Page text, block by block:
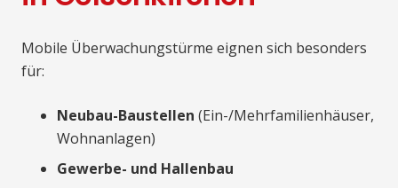
Mobile Überwachungstürme eignen sich besonders
für:
Neubau-Baustellen (Ein-/Mehrfamilienhäuser,
Wohnanlagen)
Gewerbe- und Hallenbau